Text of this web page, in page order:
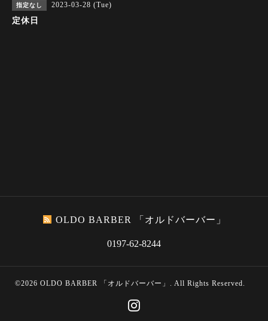
指定なし 2023-03-28 (Tue)
定休日
OLDO BARBER 「オルドバーバー」
0197-62-8244
©2026 OLDO BARBER 「オルドバーバー」 . All Rights Reserved.